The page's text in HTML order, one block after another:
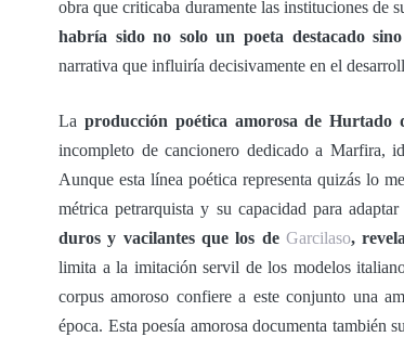
obra que criticaba duramente las instituciones de
habría sido no solo un poeta destacado
narrativa que influiría decisivamente en el
La producción poética amorosa de Hurtado
incompleto de cancionero dedicado a Marfira,
Aunque esta línea poética representa quizás lo
métrica petrarquista y su capacidad para
duros y vacilantes que los de Garcilaso,
limita a la imitación servil de los modelos
corpus amoroso confiere a este conjunto una
época. Esta poesía amorosa documenta también